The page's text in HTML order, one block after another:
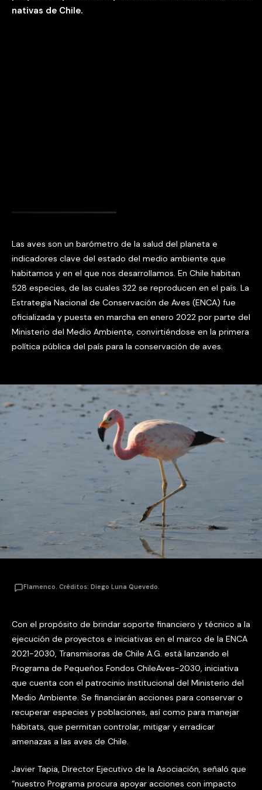
nativas de Chile.
Las aves son un barómetro de la salud del planeta e
indicadores clave del estado del medio ambiente que
habitamos y en el que nos desarrollamos. En Chile habitan
528 especies, de las cuales 322 se reproducen en el país. La
Estrategia Nacional de Conservación de Aves (ENCA) fue
oficializada y puesta en marcha en enero 2022 por parte del
Ministerio del Medio Ambiente, convirtiéndose en la primera
política pública del país para la conservación de aves.
Flamenco. Créditos: Diego Luna Quevedo.
Con el propósito de brindar soporte financiero y técnico a la
ejecución de proyectos e iniciativas en el marco de la ENCA
2021-2030, Transmisoras de Chile A.G. está lanzando el
Programa de Pequeños Fondos ChileAves-2030, iniciativa
que cuenta con el patrocinio institucional del Ministerio del
Medio Ambiente. Se financiarán acciones para conservar o
recuperar especies y poblaciones, así como para manejar
hábitats, que permitan controlar, mitigar y erradicar
amenazas a las aves de Chile.
Javier Tapia, Director Ejecutivo de la Asociación, señaló que
“nuestro Programa procura apoyar acciones con impacto